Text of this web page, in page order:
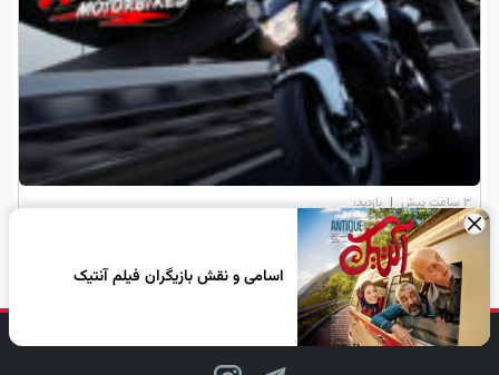
۳ ساعت پیش | بازدید:
معرفی بازی موتور سواری (Xtreme Motorbikes)×
اسامی و نقش بازیگران فیلم آنتیک
دنبال کن، لبخند بزن!